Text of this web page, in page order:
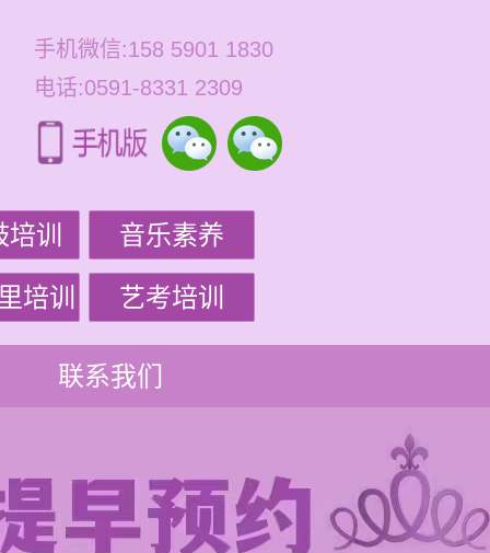
手机微信:158 5901 1830
电话:0591-8331 2309
训 音乐素养
培训 艺考培训
联系我们